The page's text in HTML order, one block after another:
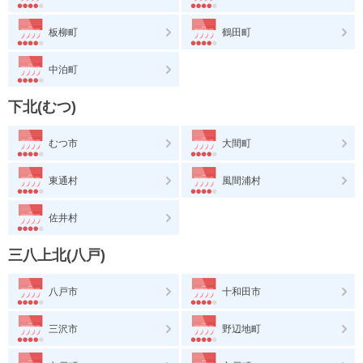
板柳町 鶴田町
中泊町
下北(むつ)
むつ市 大間町
東通村 風間浦村
佐井村
三八上北(八戸)
八戸市 十和田市
三沢市 野辺地町